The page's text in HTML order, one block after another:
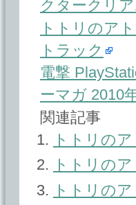
クタークリ
トトリのア
トラック
電撃
ーマガ 2010
関連記事
トトリの
トトリの
トトリの